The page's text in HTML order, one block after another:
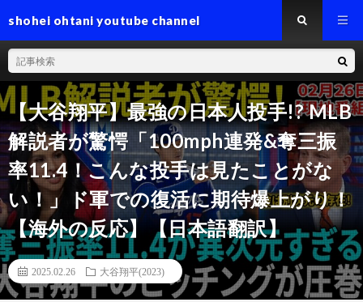
shohei ohtani youtube channel
【大谷翔平】最強の日本人投手!? MLB
解説者が驚愕「100mph連発&奪三振
率11.4！こんな投手は見たことがな
い！」ド軍での復活に期待爆上がり！
【海外の反応】【日本語翻訳】
2025.02.26 大谷翔平(2023)